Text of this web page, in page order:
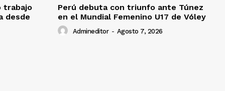
trabajo
desde
Perú debuta con triunfo ante Túnez
en el Mundial Femenino U17 de Vóley
Admineditor - Agosto 7, 2026